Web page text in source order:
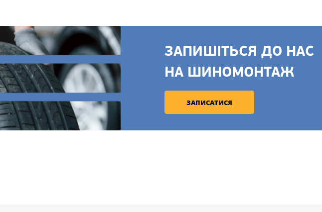
ЗАПИШІТЬСЯ ДО НАС
НА ШИНОМОНТАЖ
ЗАПИСАТИСЯ